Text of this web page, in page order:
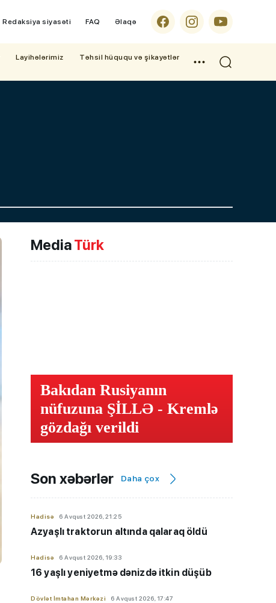
Redaksiya siyasəti FAQ Əlaqə
Layihələrimiz
Təhsil hüququ və şikayətlər
MediaTürk
Bakıdan Rusiyanın
nüfuzuna ŞİLLƏ - Kremlə
gözdağı verildi
Son xəbərlər Daha çox
Hadisə 6 Avqust 2026, 21:25
Azyaşlı traktorun altında qalaraq öldü
Hadisə 6 Avqust 2026, 19:33
16 yaşlı yeniyetmə dənizdə itkin düşüb
Dövlət İmtahan Mərkəzi 6 Avqust 2026, 17:47